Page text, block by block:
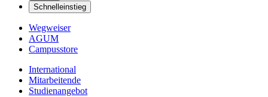
Schnelleinstieg
Wegweiser
AGUM
Campusstore
International
Mitarbeitende
Studienangebot